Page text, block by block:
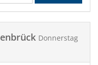
Donnerstag